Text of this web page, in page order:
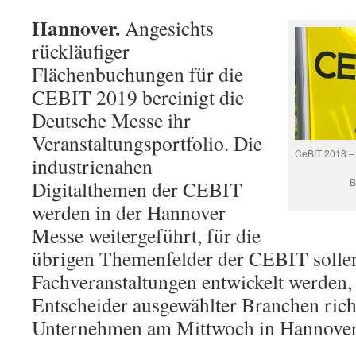
CeBIT 2018
Hannover.Angesichts
rückläufiger
Flächenbuchungen für die
CEBIT 2019 bereinigt die
Deutsche Messe ihr
Veranstaltungsportfolio. Die
industrienahen
Digitalthemen der CEBIT
werden in der Hannover
Messe weitergeführt, für die
übrigen Themenfelder der CEBIT
Fachveranstaltungen entwickelt
Entscheider ausgewählter Branchen
Unternehmen am Mittwoch in